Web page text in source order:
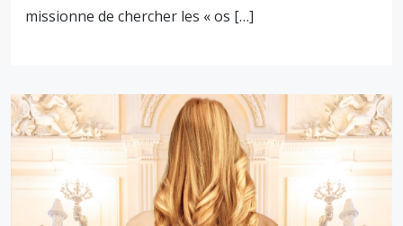
missionne de chercher les « os […]